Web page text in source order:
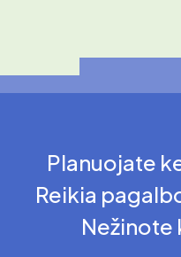
Planuojate
Reikia
Nežinote